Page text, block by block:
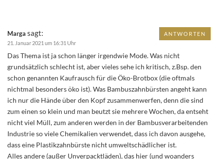
Marga sagt:
21. Januar 2021 um 16:31 Uhr
Das Thema ist ja schon länger irgendwie Mode. Was nicht
grundsätzlich schlecht ist, aber vieles sehe ich kritisch, z.Bsp. den
schon genannten Kaufrausch für die Öko-Brotbox (die oftmals
nichtmal besonders öko ist). Was Bambuszahnbürsten angeht kann
ich nur die Hände über den Kopf zusammenwerfen, denn die sind
zum einen so klein und man beutzt sie mehrere Wochen, da entseht
nicht viel Müll, zum anderen werden in der Bambusverarbeitenden
Industrie so viele Chemikalien verwendet, dass ich davon ausgehe,
dass eine Plastikzahnbürste nicht umweltschädlicher ist.
Alles andere (außer Unverpacktläden), das hier (und woanders
ANTWORTEN